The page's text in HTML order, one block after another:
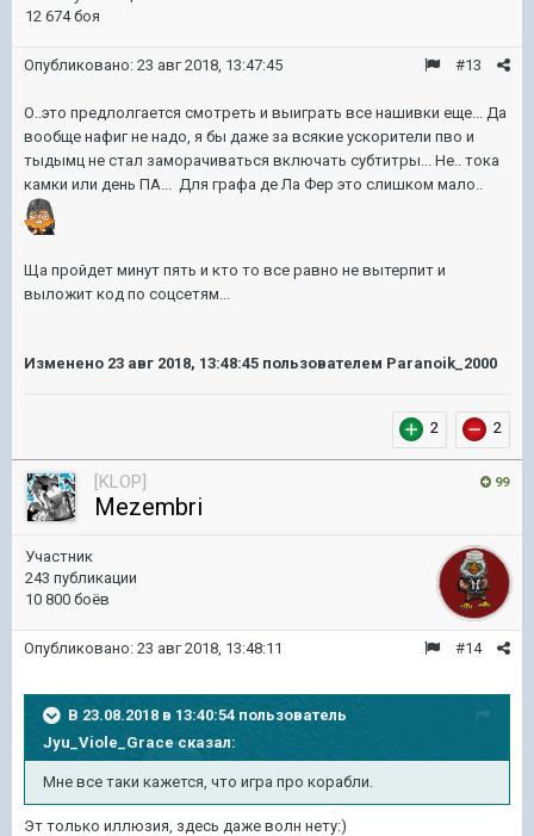
12 674 боя
#13
Опубликовано: 23 авг 2018, 13:47:45
О..это предлолгается смотреть и выиграть все нашивки еще... Да
вообще нафиг не надо, я бы даже за всякие ускорители пво и
тыдымц не стал заморачиваться включать субтитры... Не.. тока
камки или день ПА... Для графа де Ла Фер это слишком мало..
Ща пройдет минут пять и кто то все равно не вытерпит и
выложит код по соцсетям...
Изменено 23 авг 2018, 13:48:45 пользователем Paranoik_2000
2 2
99
[KLOP]
Mezembri
Участник
243 публикации
10 800 боёв
#14
Опубликовано: 23 авг 2018, 13:48:11
В 23.08.2018 в 13:40:54 пользователь
Jyu_Viole_Graceсказал:
Мне все таки кажется, что игра про корабли.
Эт только иллюзия, здесь даже волн нету:)